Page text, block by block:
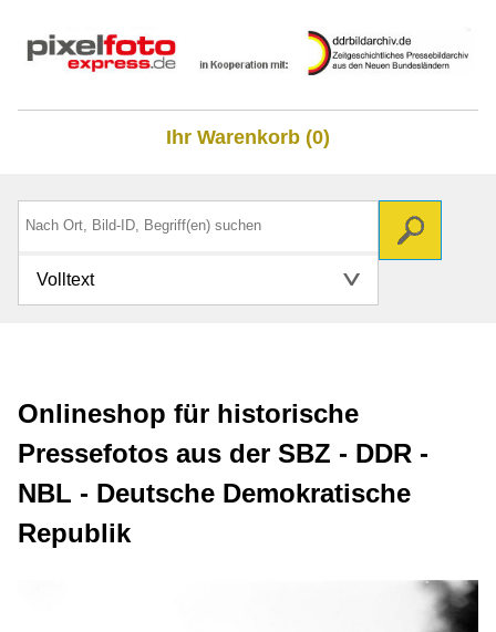
Ihr Warenkorb (0)
Volltext
Onlineshop für historische
Pressefotos aus der SBZ - DDR -
NBL - Deutsche Demokratische
Republik